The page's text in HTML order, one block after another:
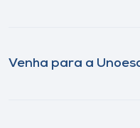
Venha para a